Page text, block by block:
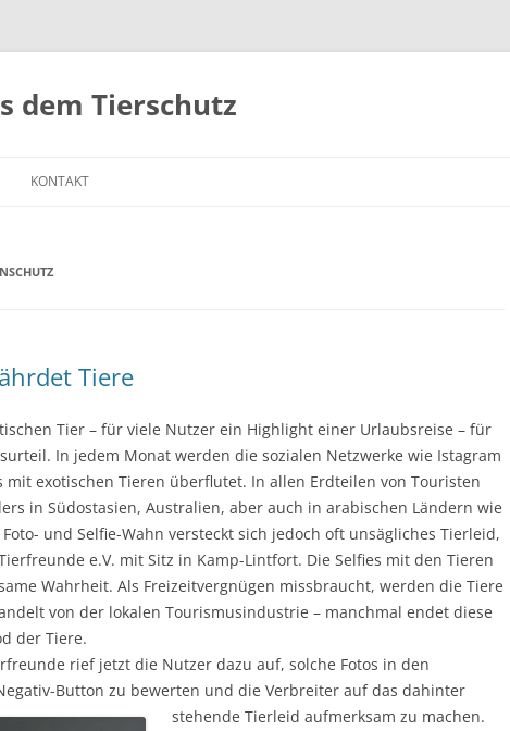
dem Tierschutz
KONTAKT
Tiere
Tier – für viele Nutzer ein Highlight einer Urlaubsreise – für
In jedem Monat werden die sozialen Netzwerke wie Istagram
mit exotischen Tieren überflutet. In allen Erdteilen von Touristen
in Südostasien, Australien, aber auch in arabischen Ländern wie
und Selfie-Wahn versteckt sich jedoch oft unsägliches Tierleid,
e.V. mit Sitz in Kamp-Lintfort. Die Selfies mit den Tieren
Wahrheit. Als Freizeitvergnügen missbraucht, werden die Tiere
von der lokalen Tourismusindustrie – manchmal endet diese
der Tiere.
rief jetzt die Nutzer dazu auf, solche Fotos in den
Button zu bewerten und die Verbreiter auf das dahinter
stehende Tierleid aufmerksam zu machen.